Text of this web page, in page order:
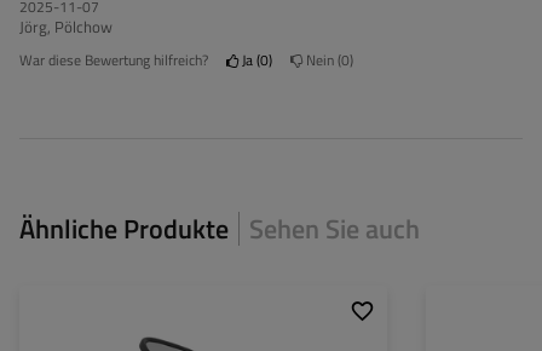
2025-11-07
Jörg, Pölchow
War diese Bewertung hilfreich? Ja 0 Nein 0
Ähnliche Produkte Sehen Sie auch